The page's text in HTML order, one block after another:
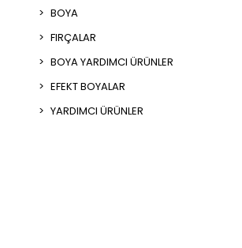
BOYA
FIRÇALAR
BOYA YARDIMCI ÜRÜNLER
EFEKT BOYALAR
YARDIMCI ÜRÜNLER